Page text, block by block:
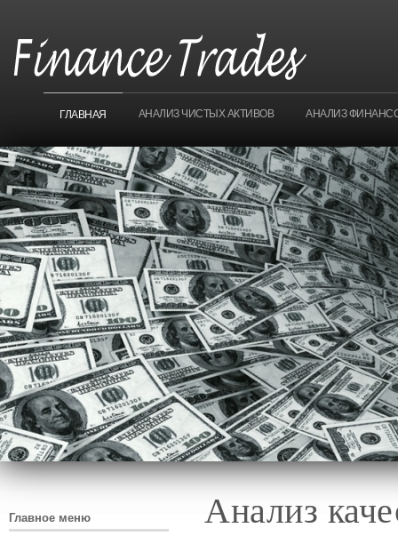
ГЛАВНАЯ АНАЛИЗ ЧИСТЫХ АКТИВОВ АНАЛИЗ
Главное меню
Анализ